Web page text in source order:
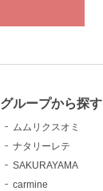
グループから探す
ムムリクスオミ
ナタリーレテ
SAKURAYAMA
carmine